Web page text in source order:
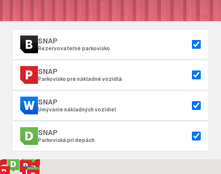
SNAP
Rezervovateľné parkovisko
SNAP
Parkovisko pre nákladné vozidlá
SNAP
Umývanie nákladných vozidiel
SNAP
Parkoviská pri depách